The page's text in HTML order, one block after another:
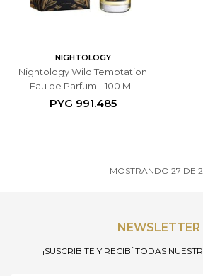
NIGHTOLOGY
Nightology Wild Temptation
Eau de Parfum - 100 ML
PYG 991.485
MOSTRANDO 27 DE
NEWSLETTER
¡SUSCRIBITE Y RECIBÍ TODAS